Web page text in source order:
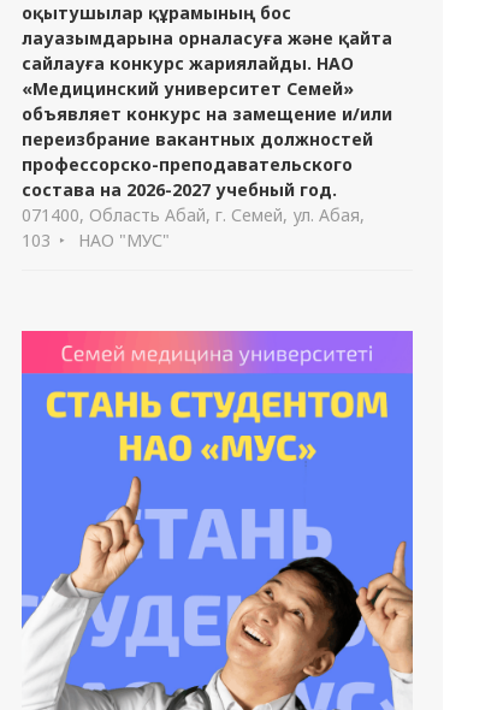
оқытушылар құрамының бос
лауазымдарына орналасуға және қайта
сайлауға конкурс жариялайды. НАО
«Медицинский университет Семей»
объявляет конкурс на замещение и/или
переизбрание вакантных должностей
профессорско-преподавательского
состава на 2026-2027 учебный год.
071400, Область Абай, г. Семей, ул. Абая,
103
НАО "МУС"